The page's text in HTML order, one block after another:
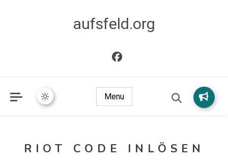
aufsfeld.org
Menu
RIOT CODE INLÖSEN